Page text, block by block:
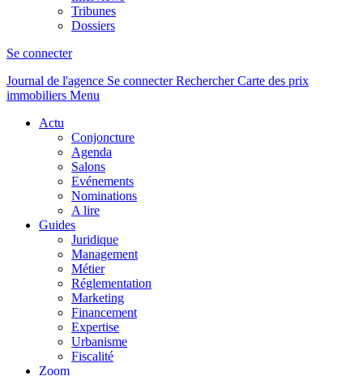
Tribunes
Dossiers
Se connecter
Journal de l'agence Se connecterRechercher Carte des prix
immobiliers Menu
Actu
Conjoncture
Agenda
Salons
Evénements
Nominations
A lire
Guides
Juridique
Management
Métier
Réglementation
Marketing
Financement
Expertise
Urbanisme
Fiscalité
Zoom